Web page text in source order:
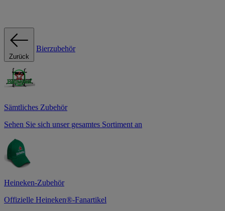
Zurück
Bierzubehör
Sämtliches Zubehör
Sehen Sie sich unser gesamtes Sortiment an
Heineken-Zubehör
Offizielle Heineken®-Fanartikel